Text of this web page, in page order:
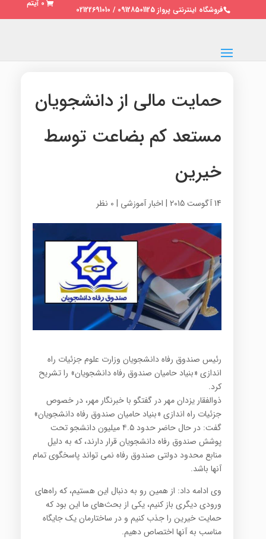
فروشگاه اینترنتی پرواز 09128501125 / 02122691010
0 آیتم
حمایت مالی از دانشجویان
مستعد کم بضاعت توسط
خیرین
14 آگوست 2015 | اخبار آموزشی | 0 نظر
رئیس صندوق رفاه دانشجویان وزارت علوم جزئیات راه
اندازی «بنیاد حامیان صندوق رفاه دانشجویان» را تشریح
کرد.
ذوالفقار یزدان مهر در گفتگو با خبرنگار مهر، در خصوص
جزئیات راه اندازی «بنیاد حامیان صندوق رفاه دانشجویان»
گفت: در حال حاضر حدود ۴.۵ میلیون دانشجو تحت
پوشش صندوق رفاه دانشجویان قرار دارند، که به دلیل
منابع محدود دولتی صندوق رفاه نمی تواند پاسخگوی تمام
آنها باشد.
وی ادامه داد: از همین رو به دنبال این هستیم، که راه‌های
ورودی دیگری باز کنیم، یکی از بحث‌های ما این بود که
حمایت خیرین را جذب کنیم و در ساختارمان یک جایگاه
مناسب به آنها اختصاص دهیم.